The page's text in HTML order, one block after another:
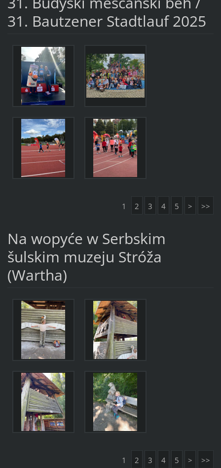
31. Bautzener Stadtlauf 2025
1 2 3 4 5 > >>
Na wopyće w Serbskim
šulskim muzeju Stróža
(Wartha)
1 2 3 4 5 > >>